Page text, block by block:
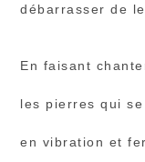
débarrasser de
En faisant
les pierres qui
en vibration et